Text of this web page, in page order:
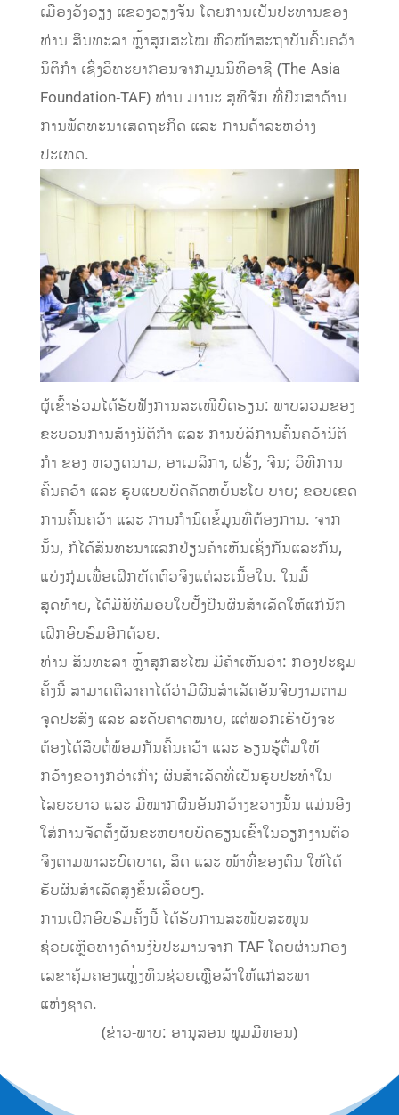
ເມືອງວັງວຽງ ແຂວງວຽງຈັນ ໂດຍການເປັນປະທານຂອງ
ທ່ານ ສິນທະລາ ຫຼ້າສຸກສະໄໝ ຫົວໜ້າສະຖາບັນຄົ້ນຄວ້າ
ນິຕິກຳ ເຊິ່ງວິທະຍາກອນຈາກມູນນິທິອາຊີ (The Asia
Foundation-TAF) ທ່ານ ມານະ ສຸທິຈັກ ທີ່ປຶກສາດ້ານ
ການພັດທະນາເສດຖະກິດ ແລະ ການຄ້າລະຫວ່າງ
ປະເທດ.
ຜູ້ເຂົ້າຮ່ວມໄດ້ຮັບຟັງການສະເໜີບົດຮຽນ: ພາບລວມຂອງ
ຂະບວນການສ້າງນິຕິກຳ ແລະ ການບໍລິການຄົ້ນຄວ້ານິຕິ
ກຳ ຂອງ ຫວຽດນາມ, ອາເມລິກາ, ຝຣັ່ງ, ຈີນ; ວິທີການ
ຄົ້ນຄວ້າ ແລະ ຮູບແບບບົດຄັດຫຍໍ້ນະໂຍ ບາຍ; ຂອບເຂດ
ການຄົ້ນຄວ້າ ແລະ ການກຳນົດຂໍ້ມູນທີ່ຕ້ອງການ. ຈາກ
ນັ້ນ, ກໍໄດ້ສົນທະນາແລກປ່ຽນຄຳເຫັນເຊິ່ງກັນແລະກັນ,
ແບ່ງກຸ່ມເພື່ອເຝິກຫັດຕົວຈິງແຕ່ລະເນື້ອໃນ. ໃນມື້
ສຸດທ້າຍ, ໄດ້ມີພິທີມອບໃບຢັ້ງຢືນຜົນສຳເລັດໃຫ້ແກ່ນັກ
ເຝິກອົບຮົມອີກດ້ວຍ.
ທ່ານ ສິນທະລາ ຫຼ້າສຸກສະໄໝ ມີຄຳເຫັນວ່າ: ກອງປະຊຸມ
ຄັ້ງນີ້ ສາ​ມາດຕີລາຄາ​ໄດ້​ວ່າມີຜົນສໍາເລັດອັນຈົບງາມຕາມ
ຈຸດປະສົງ ແລະ ລະດັບຄາດໝາຍ, ແຕ່​ພວກເຮົາ​ຍັງຈະ
ຕ້ອງ​ໄດ້​ສືບ​ຕໍ່​​ພ້ອມ​ກັນຄົ້ນ​ຄວ້າ ແລະ ຮຽນຮູ້ຕື່ມໃຫ້
ກວ້າງຂວາງກວ່າເກົ່າ; ຜົນສໍາເລັດທີ່ເປັນຮູບປະທໍາໃນ
ໄລຍະຍາວ ແລະ ມີໝາກຜົນອັນກວ້າງຂວາງນັ້ນ ແມ່ນອີງ
ໃສ່ການຈັດຕັ້ງຜັນຂະຫຍາຍບົດຮຽນເຂົ້າໃນວຽກງານຕົວ
ຈິງ​ຕາມ​ພາ​ລະ​ບົດ​ບາດ, ສິດ ແລະ ໜ້າ​ທີ່ຂອງຕົນ ໃຫ້ໄດ້
ຮັບ​ຜົນ​ສຳ​ເລັດ​ສູງຂຶ້ນເລື້ອຍໆ.
ການເຝິກອົບຮົມຄັ້ງນີ້ ໄດ້ຮັບການສະໜັບສະໜູນ
ຊ່ວຍເຫຼືອທາງດ້ານງົບປະມານຈາກ TAF ໂດຍຜ່ານກອງ
ເລຂາຄຸ້ມຄອງແຫຼ່ງທຶນຊ່ວຍເຫຼືອລ້າໃຫ້ແກ່ສະພາ
ແຫ່ງຊາດ.
(ຂ່າວ-ພາບ: ອານຸສອນ ພູມມີທອນ)